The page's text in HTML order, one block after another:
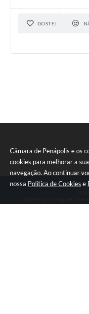
Câmara de Penápolis e os
cookies para melhorar a
navegação. Ao continuar
nossa Política de Cookies e
Centro Rua Fernando
GOSTEI
Endereço: Marginal
Atendimento ao